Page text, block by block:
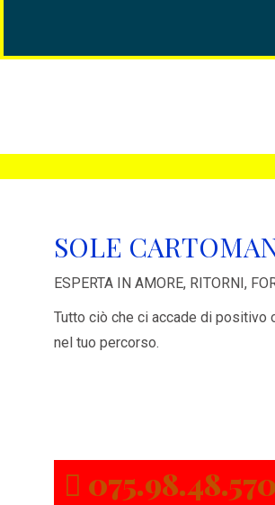
SOLE
ESPERTA IN AMORE, RITORNI,
Tutto ciò che ci accade di positivo
nel tuo percorso.
075.98.48.570